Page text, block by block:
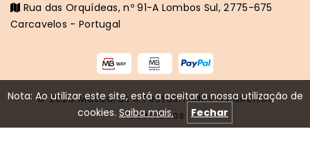
Nota: Ao utilizar este site, está a aceitar a nossa utilização de
cookies. Saiba mais. Fechar
Rua das Orquídeas, nº 91-A Lombos Sul, 2775-675
Carcavelos - Portugal
© 2020Máscaras e Festas.Todos os direitos
reservados